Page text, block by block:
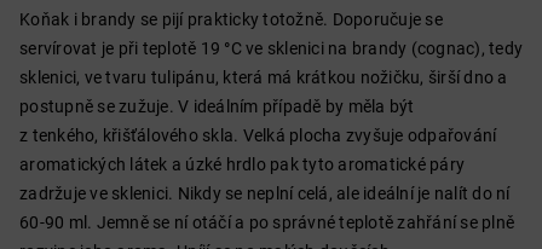
Koňak i brandy se pijí prakticky totožně. Doporučuje se
servírovat je při teplotě 19 °C ve sklenici na brandy (cognac), tedy
sklenici, ve tvaru tulipánu, která má krátkou nožičku, širší dno a
postupně se zužuje. V ideálním případě by měla být
z tenkého, křišťálového skla. Velká plocha zvyšuje odpařování
aromatických látek a úzké hrdlo pak tyto aromatické páry
zadržuje ve sklenici. Nikdy se neplní celá, ale ideální je nalít do ní
60-90 ml. Jemně se ní otáčí a po správné teplotě zahřání se plně